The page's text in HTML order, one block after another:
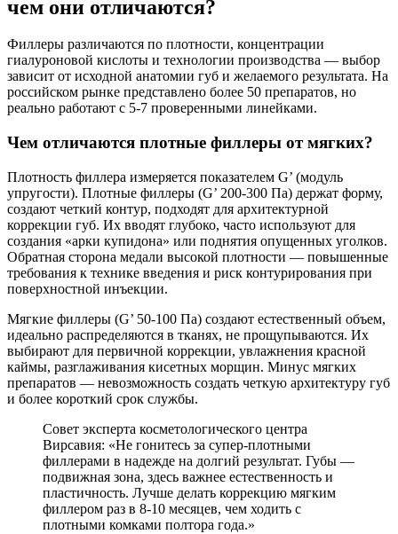
чем они отличаются?
Филлеры различаются по плотности, концентрации
гиалуроновой кислоты и технологии производства — выбор
зависит от исходной анатомии губ и желаемого результата. На
российском рынке представлено более 50 препаратов, но
реально работают с 5-7 проверенными линейками.
Чем отличаются плотные филлеры от мягких?
Плотность филлера измеряется показателем G’ (модуль
упругости). Плотные филлеры (G’ 200-300 Па) держат форму,
создают четкий контур, подходят для архитектурной
коррекции губ. Их вводят глубоко, часто используют для
создания «арки купидона» или поднятия опущенных уголков.
Обратная сторона медали высокой плотности — повышенные
требования к технике введения и риск контурирования при
поверхностной инъекции.
Мягкие филлеры (G’ 50-100 Па) создают естественный объем,
идеально распределяются в тканях, не прощупываются. Их
выбирают для первичной коррекции, увлажнения красной
каймы, разглаживания кисетных морщин. Минус мягких
препаратов — невозможность создать четкую архитектуру губ
и более короткий срок службы.
Совет эксперта косметологического центра
Вирсавия: «Не гонитесь за супер-плотными
филлерами в надежде на долгий результат. Губы —
подвижная зона, здесь важнее естественность и
пластичность. Лучше делать коррекцию мягким
филлером раз в 8-10 месяцев, чем ходить с
плотными комками полтора года.»